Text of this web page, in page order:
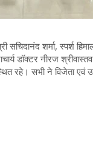
सचिदानंद शर्मा, स्पर्श
डॉक्टर नीरज
रहे। सभी ने विजेता एवं